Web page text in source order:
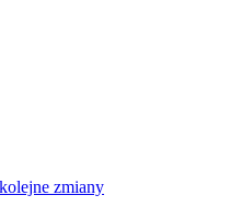
zmiany